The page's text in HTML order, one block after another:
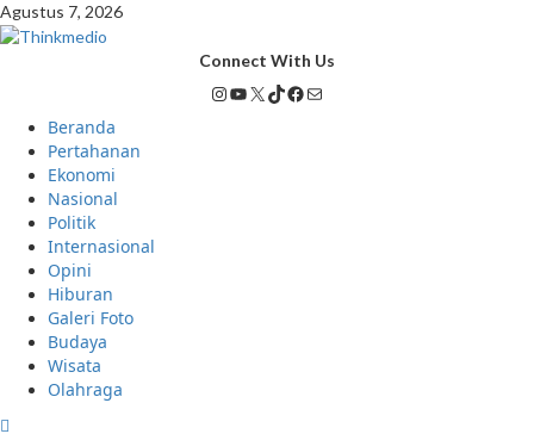
Agustus 7, 2026
Connect With Us
Beranda
Pertahanan
Ekonomi
Nasional
Politik
Internasional
Opini
Hiburan
Galeri Foto
Budaya
Wisata
Olahraga